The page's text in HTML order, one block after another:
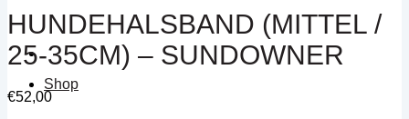
Shop
HUNDEHALSBAND (MITTEL /
25-35CM) – SUNDOWNER
€52,00